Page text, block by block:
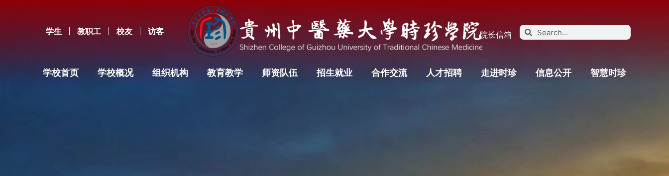
学生 教职工 校友 访客 院长信箱
学校首页 学校概况 组织机构 教育教学 师资队伍 招生就业 合作交流 人才招聘 走进时珍 信息公开 智慧时珍